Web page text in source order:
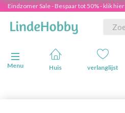
Eindzomer Sale - Bespaar tot 50% - klik hier
Navigatie in-/uitschakelen
Menu
Huis verlanglijst